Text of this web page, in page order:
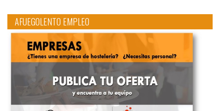
AFUEGOLENTO EMPLEO